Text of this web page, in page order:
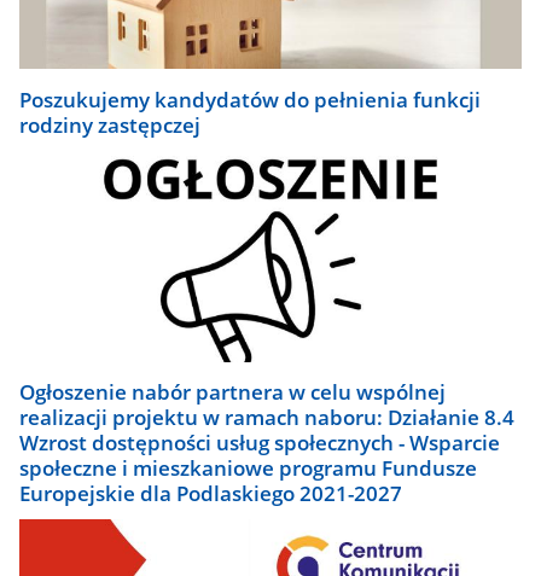
Poszukujemy kandydatów do pełnienia funkcji
rodziny zastępczej
Ogłoszenie nabór partnera w celu wspólnej
realizacji projektu w ramach naboru: Działanie 8.4
Wzrost dostępności usług społecznych - Wsparcie
społeczne i mieszkaniowe programu Fundusze
Europejskie dla Podlaskiego 2021-2027